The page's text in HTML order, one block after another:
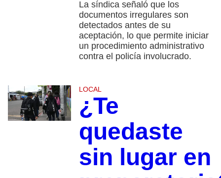
La síndica señaló que los
documentos irregulares son
detectados antes de su
aceptación, lo que permite iniciar
un procedimiento administrativo
contra el policía involucrado.
LOCAL
¿Te
quedaste
sin lugar en